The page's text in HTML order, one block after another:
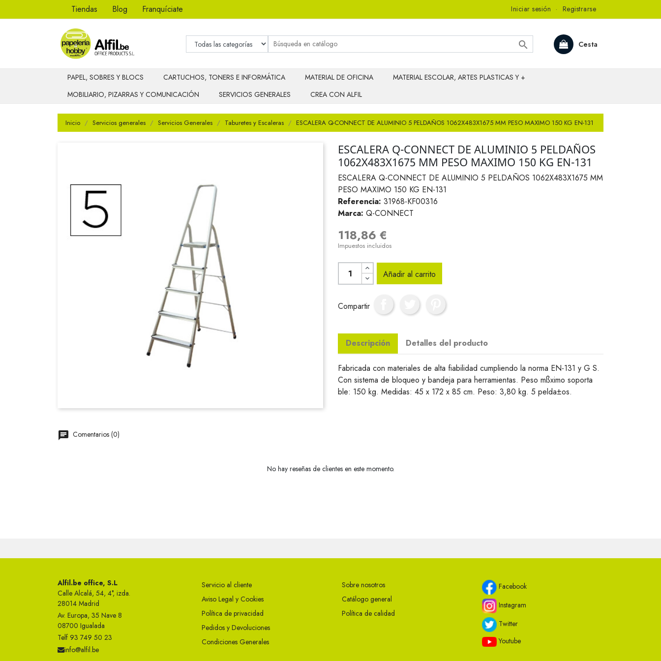
Tiendas Blog Franquíciate Iniciar sesión · Registrarse
Cesta

PAPEL, SOBRES Y BLOCS CARTUCHOS, TONERS E INFORMÁTICA MATERIAL DE OFICINA
MATERIAL ESCOLAR, ARTES PLASTICAS Y +
MOBILIARIO, PIZARRAS Y COMUNICACIÓN
SERVICIOS GENERALES CREA CON ALFIL
Inicio Servicios generales Servicios Generales Taburetes y Escaleras ESCALERA Q-CONNECT DE ALUMINIO 5 PELDAÑOS 1062X483X1675 MM PESO MAXIMO 150 KG EN-131
ESCALERA Q-CONNECT DE ALUMINIO 5 PELDAÑOS
1062X483X1675 MM PESO MAXIMO 150 KG EN-131
ESCALERA Q-CONNECT DE ALUMINIO 5 PELDAÑOS 1062X483X1675 MM
PESO MAXIMO 150 KG EN-131
Referencia: 31968-KF00316
Marca: Q-CONNECT
118,86 €
Impuestos incluidos
Añadir al carrito
Compartir
Descripción Detalles del producto
Fabricada con materiales de alta fiabilidad cumpliendo la norma EN-131 y G S.
Con sistema de bloqueo y bandeja para herramientas. Peso mßximo soporta
ble: 150 kg. Medidas: 45 x 172 x 85 cm. Peso: 3,80 kg. 5 pelda±os.
Comentarios (0)
No hay reseñas de clientes en este momento.
Alfil.be office, S.L
Calle Alcalá, 54, 4°, izda.
28014 Madrid
Av. Europa, 35 Nave 8
08700 Igualada
Telf 93 749 50 23
info@alfil.be
Servicio al cliente
Aviso Legal y Cookies
Política de privacidad
Pedidos y Devoluciones
Condiciones Generales
Sobre nosotros
Catálogo general
Política de calidad
Facebook
Instagram
Twitter
Youtube